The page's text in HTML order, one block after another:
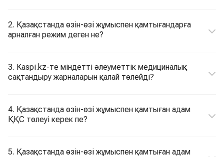
2. Қазақстанда өзін-өзі жұмыспен қамтығандарға
арналған режим деген не?
3. Kaspi.kz-те міндетті әлеуметтік медициналық
сақтандыру жарналарын қалай төлейді?
4. Қазақстанда өзін-өзі жұмыспен қамтыған адам
ҚҚС төлеуі керек пе?
5. Қазақстанда өзін-өзі жұмыспен қамтыған адам